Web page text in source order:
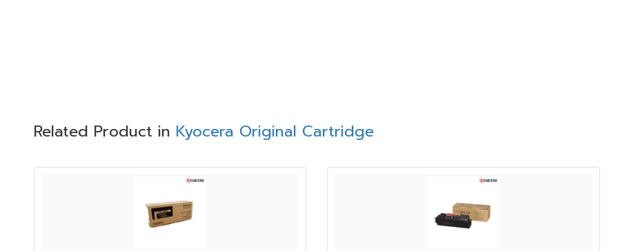
Related Product in Kyocera Original Cartridge